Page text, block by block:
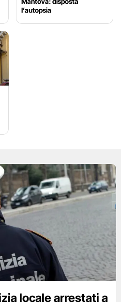
l’autopsia
locale arrestati a